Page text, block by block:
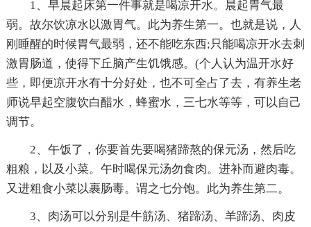
1、早晨起床第一件事就是喝凉开水。晨起胃气最
弱。故尔饮凉水以激胃气。此为养生第一。也就是说，人
刚睡醒的时候胃气最弱，还不能吃东西;只能喝凉开水去刺
激胃肠道，使得下丘脑产生饥饿感。(个人认为温开水好
些，即便凉开水有十分好处，也不可全占了去，有养生老
师说早起空腹饮白醋水，蜂蜜水，三七水等等，可以自己
调节。
2、午饭了，你要首先要喝猪蹄熬的保元汤，然后吃
粗粮，以及小菜。午时喝保元汤勿食肉。进补而避肉毒。
又进粗食小菜以裹肠毒。谓之七分饱。此为养生第二。
3、肉汤可以分别是牛筋汤、猪蹄汤、羊蹄汤、肉皮